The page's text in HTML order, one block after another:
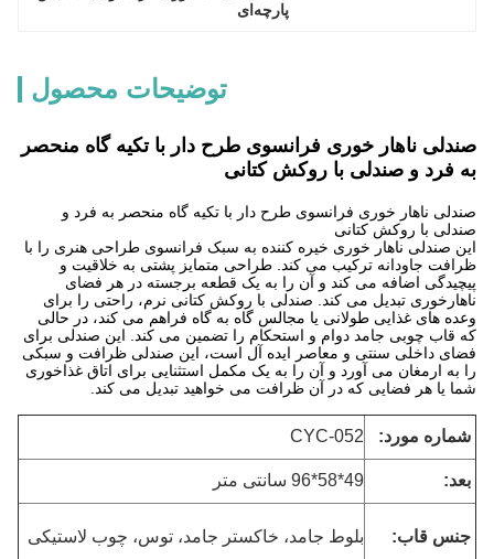
پارچه‌ای
توضیحات محصول
صندلی ناهار خوری فرانسوی طرح دار با تکیه گاه منحصر
به فرد و صندلی با روکش کتانی
صندلی ناهار خوری فرانسوی طرح دار با تکیه گاه منحصر به فرد و
صندلی با روکش کتانی
این صندلی ناهار خوری خیره کننده به سبک فرانسوی طراحی هنری را با
ظرافت جاودانه ترکیب می کند. طراحی متمایز پشتی به خلاقیت و
پیچیدگی اضافه می کند و آن را به یک قطعه برجسته در هر فضای
ناهارخوری تبدیل می کند. صندلی با روکش کتانی نرم، راحتی را برای
وعده های غذایی طولانی یا مجالس گاه به گاه فراهم می کند، در حالی
که قاب چوبی جامد دوام و استحکام را تضمین می کند. این صندلی برای
فضای داخلی سنتی و معاصر ایده آل است، این صندلی ظرافت و سبکی
را به ارمغان می آورد و آن را به یک مکمل استثنایی برای اتاق غذاخوری
شما یا هر فضایی که در آن ظرافت می خواهید تبدیل می کند.
شماره مورد: CYC-052
بعد: 49*58*96 سانتی متر
جنس قاب: بلوط جامد، خاکستر جامد، توس، چوب لاستیکی